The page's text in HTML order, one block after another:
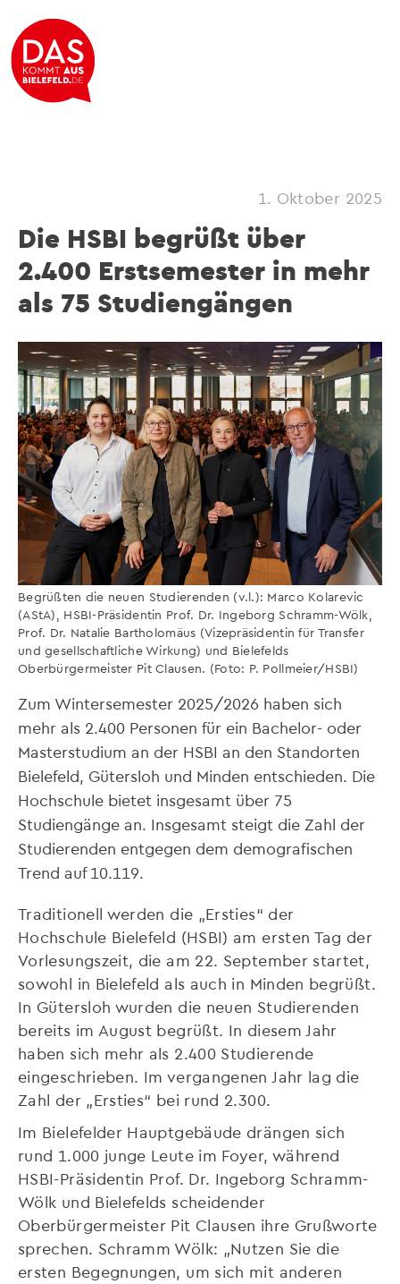
1. Oktober 2025
Die HSBI begrüßt über
2.400 Erstsemester in mehr
als 75 Studiengängen
Begrüßten die neuen Studierenden (v.l.): Marco Kolarevic
(AStA), HSBI-Präsidentin Prof. Dr. Ingeborg Schramm-Wölk,
Prof. Dr. Natalie Bartholomäus (Vizepräsidentin für Transfer
und gesellschaftliche Wirkung) und Bielefelds
Oberbürgermeister Pit Clausen. (Foto: P. Pollmeier/HSBI)
Zum Wintersemester 2025/2026 haben sich
mehr als 2.400 Personen für ein Bachelor- oder
Masterstudium an der HSBI an den Standorten
Bielefeld, Gütersloh und Minden entschieden. Die
Hochschule bietet insgesamt über 75
Studiengänge an. Insgesamt steigt die Zahl der
Studierenden entgegen dem demografischen
Trend auf 10.119.
Traditionell werden die „Ersties“ der
Hochschule Bielefeld (HSBI) am ersten Tag der
Vorlesungszeit, die am 22. September startet,
sowohl in Bielefeld als auch in Minden begrüßt.
In Gütersloh wurden die neuen Studierenden
bereits im August begrüßt. In diesem Jahr
haben sich mehr als 2.400 Studierende
eingeschrieben. Im vergangenen Jahr lag die
Zahl der „Ersties“ bei rund 2.300.
Im Bielefelder Hauptgebäude drängen sich
rund 1.000 junge Leute im Foyer, während
HSBI-Präsidentin Prof. Dr. Ingeborg Schramm-
Wölk und Bielefelds scheidender
Oberbürgermeister Pit Clausen ihre Grußworte
sprechen. Schramm Wölk: „Nutzen Sie die
ersten Begegnungen, um sich mit anderen